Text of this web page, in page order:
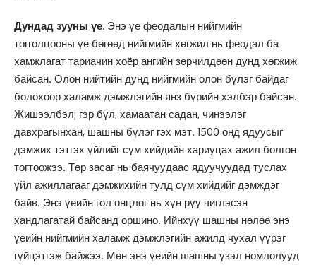
Дундад зууны үе. Энэ үе феодалын нийгмийн
тогголцооны үе бөгөөд нийгмийн хөгжил нь феодал ба
хамжлагат тариачин хоёр ангийн зөрчилдөөн дунд хөгжиж
байсан. Олон нийтийн дунд нийгмийн олон бүлэг байдаг
болохоор халамж дэмжлэгийн янз бүрийн хэлбэр байсан.
Жишээлбэл; гэр бүл, хамаатан садан, чинээлэг
давхрагынхан, шашны бүлэг гэх мэт. 1500 онд ядуусыг
дэмжих тэтгэх үйлийг сүм хийдийн хариуцах ажил болгон
тогтоожээ. Төр засаг нь баячуудаас ядуучуудад туслах
үйл ажиллагааг дэмжихийн тулд сүм хийдийг дэмждэг
байв. Энэ үеийн гол онцлог нь хүн рүү чиглэсэн
хандлагатай байсанд оршино. Ийнхүү шашны нөлөө энэ
үеийн нийгмийн халамж дэмжлэгийн ажилд чухал үүрэг
гүйцэтгэж байжээ. Мөн энэ үеийн шашны үзэл номлолууд